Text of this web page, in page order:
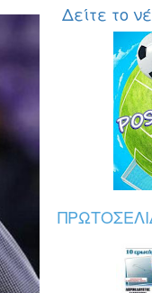
Δείτε το